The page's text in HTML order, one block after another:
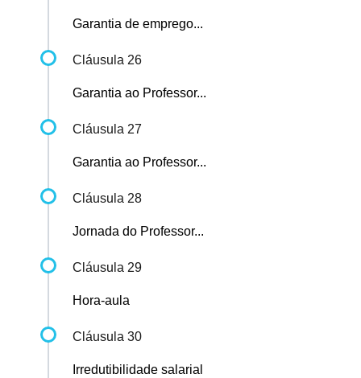
Garantia de emprego...
Cláusula 26
Garantia ao Professor...
Cláusula 27
Garantia ao Professor...
Cláusula 28
Jornada do Professor...
Cláusula 29
Hora-aula
Cláusula 30
Irredutibilidade salarial